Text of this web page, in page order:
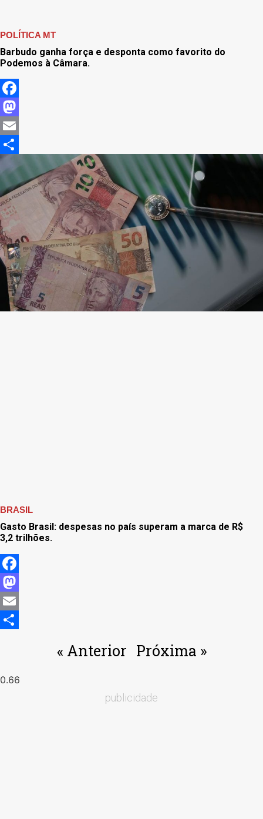
POLÍTICA MT
Barbudo ganha força e desponta como favorito do
Podemos à Câmara.
Facebook
Mastodon
Email
Share
BRASIL
Gasto Brasil: despesas no país superam a marca de R$
3,2 trilhões.
Facebook
Mastodon
Email
« Anterior Próxima »
publicidade